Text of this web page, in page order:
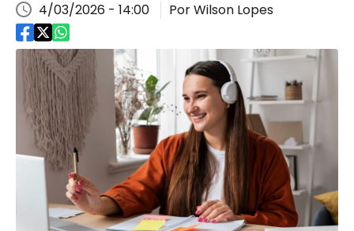
4/03/2026 - 14:00 Por Wilson Lopes